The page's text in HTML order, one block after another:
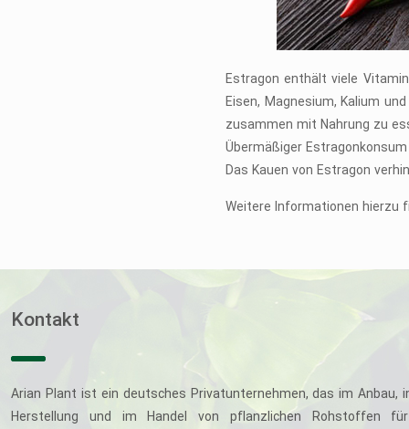
Estragon enthält viele
Eisen, Magnesium, Kalium
zusammen mit Nahrung zu
Übermäßiger
Das Kauen von Estragon
Weitere Informationen hierzu
Kontakt
Arian Plant ist ein deutsches Privatunternehmen, das im Anbau,
Herstellung und im Handel von pflanzlichen Rohstoffen